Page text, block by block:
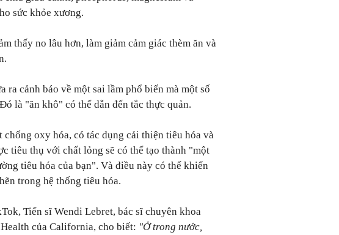
sức khỏe xương.
thấy no lâu hơn, làm giảm cảm giác thèm ăn và
ra cảnh báo về một sai lầm phổ biến mà một số
là "ăn khô" có thể dẫn đến tắc thực quản.
chống oxy hóa, có tác dụng cải thiện tiêu hóa và
tiêu thụ với chất lỏng sẽ có thể tạo thành "một
tiêu hóa của bạn". Và điều này có thể khiến
trong hệ thống tiêu hóa.
Tiến sĩ Wendi Lebret, bác sĩ chuyên khoa
của California, cho biết: "Ở trong nước,